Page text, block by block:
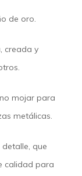
de oro.
creada y
mojar para
metálicas.
que
calidad para